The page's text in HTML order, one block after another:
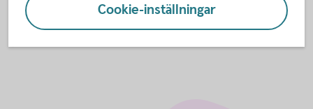
Cookie-inställningar